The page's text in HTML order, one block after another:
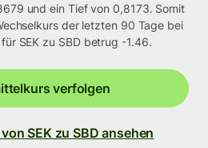
und ein Tief von 0,8173. Somit
der letzten 90 Tage bei
SEK zu SBD betrug -1.46.
verfolgen
SEK zu SBD ansehen